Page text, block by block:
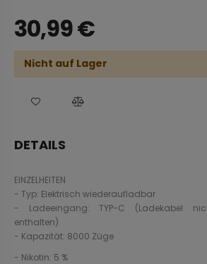
30,99€
Nicht auf Lager
DETAILS
EINZELHEITEN
- Typ: Elektrisch wiederaufladbar
- Ladeeingang: TYP-C (Ladekabel
enthalten)
- Kapazität: 8000 Züge
- Nikotin: 5 %